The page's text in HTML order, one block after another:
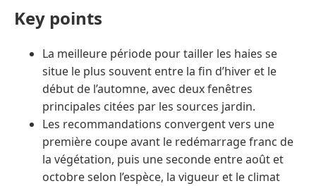
Key points
La meilleure période pour tailler les haies se
situe le plus souvent entre la fin d’hiver et le
début de l’automne, avec deux fenêtres
principales citées par les sources jardin.
Les recommandations convergent vers une
première coupe avant le redémarrage franc de
la végétation, puis une seconde entre août et
octobre selon l’espèce, la vigueur et le climat